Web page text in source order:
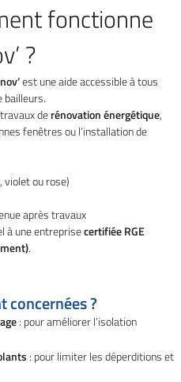
fonctionne
?
est une aide accessible à tous
bailleurs.
derénovation énergétique,
fenêtres ou l’installation de
violet ou rose)
après travaux
à une entreprisecertifiée RGE
.
concernées ?
: pour améliorer l’isolation
: pour limiter les déperditions et